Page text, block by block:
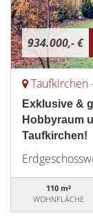
934.000,- €
Taufkirchen
Exklusive &
Hobbyraum
Taufkirchen!
110 m²
WOHNFLÄCHE